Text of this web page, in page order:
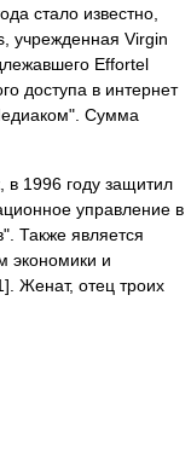
стало известно,
учрежденная Virgin
Effortel
доступа в интернет
Сумма
в 1996 году защитил
управление в
Также является
экономики и
Женат, отец троих